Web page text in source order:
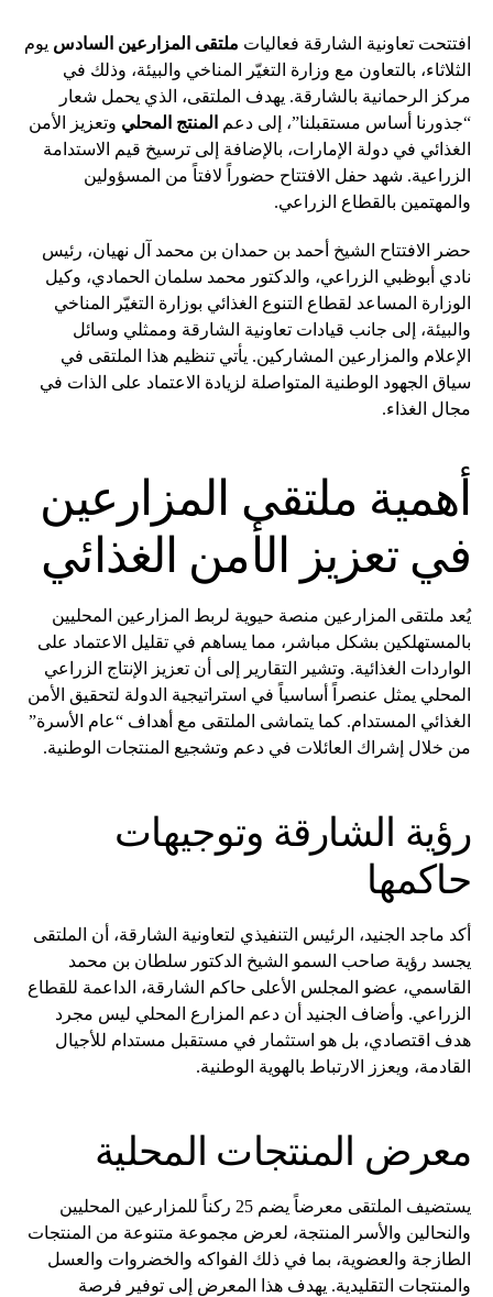
افتتحت تعاونية الشارقة فعاليات ملتقى المزارعين السادس يوم
الثلاثاء، بالتعاون مع وزارة التغيّر المناخي والبيئة، وذلك في
مركز الرحمانية بالشارقة. يهدف الملتقى، الذي يحمل شعار
“جذورنا أساس مستقبلنا”، إلى دعم المنتج المحلي وتعزيز الأمن
الغذائي في دولة الإمارات، بالإضافة إلى ترسيخ قيم الاستدامة
الزراعية. شهد حفل الافتتاح حضوراً لافتاً من المسؤولين
والمهتمين بالقطاع الزراعي.
حضر الافتتاح الشيخ أحمد بن حمدان بن محمد آل نهيان، رئيس
نادي أبوظبي الزراعي، والدكتور محمد سلمان الحمادي، وكيل
الوزارة المساعد لقطاع التنوع الغذائي بوزارة التغيّر المناخي
والبيئة، إلى جانب قيادات تعاونية الشارقة وممثلي وسائل
الإعلام والمزارعين المشاركين. يأتي تنظيم هذا الملتقى في
سياق الجهود الوطنية المتواصلة لزيادة الاعتماد على الذات في
مجال الغذاء.
أهمية ملتقى المزارعين
في تعزيز الأمن الغذائي
يُعد ملتقى المزارعين منصة حيوية لربط المزارعين المحليين
بالمستهلكين بشكل مباشر، مما يساهم في تقليل الاعتماد على
الواردات الغذائية. وتشير التقارير إلى أن تعزيز الإنتاج الزراعي
المحلي يمثل عنصراً أساسياً في استراتيجية الدولة لتحقيق الأمن
الغذائي المستدام. كما يتماشى الملتقى مع أهداف “عام الأسرة”
من خلال إشراك العائلات في دعم وتشجيع المنتجات الوطنية.
رؤية الشارقة وتوجيهات
حاكمها
أكد ماجد الجنيد، الرئيس التنفيذي لتعاونية الشارقة، أن الملتقى
يجسد رؤية صاحب السمو الشيخ الدكتور سلطان بن محمد
القاسمي، عضو المجلس الأعلى حاكم الشارقة، الداعمة للقطاع
الزراعي. وأضاف الجنيد أن دعم المزارع المحلي ليس مجرد
هدف اقتصادي، بل هو استثمار في مستقبل مستدام للأجيال
القادمة، ويعزز الارتباط بالهوية الوطنية.
معرض المنتجات المحلية
يستضيف الملتقى معرضاً يضم 25 ركناً للمزارعين المحليين
والنحالين والأسر المنتجة، لعرض مجموعة متنوعة من المنتجات
الطازجة والعضوية، بما في ذلك الفواكه والخضروات والعسل
والمنتجات التقليدية. يهدف هذا المعرض إلى توفير فرصة